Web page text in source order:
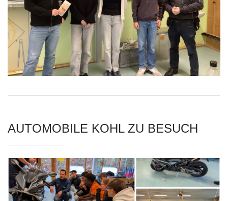
AUTOMOBILE KOHL ZU BESUCH